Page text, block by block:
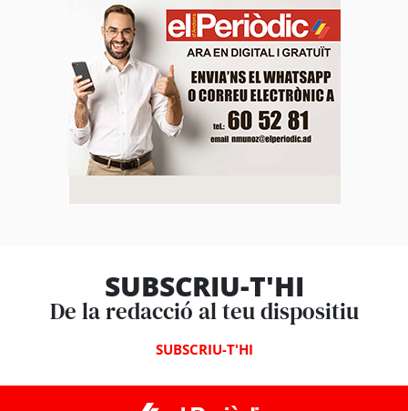
SUBSCRIU-T'HI
De la redacció al teu dispositiu
SUBSCRIU-T'HI